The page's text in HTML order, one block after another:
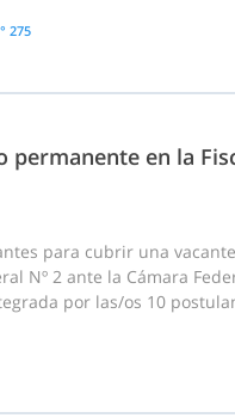
275
en la
para cubrir una
Nº 2 ante la Cámara
por las/os 10